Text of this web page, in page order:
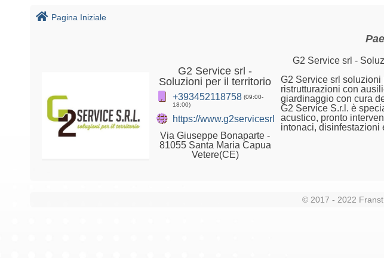
Pagina Iniziale
G2 Service srl -
Soluzioni per il territorio
+393452118758 (09:00-
18:00)
https://www.g2servicesrl.net
Via Giuseppe Bonaparte -
81055 Santa Maria Capua
Vetere(CE)
G2 Service srl -
G2 Service srl soluzioni
ristrutturazioni con
giardinaggio con cura
G2 Service S.r.l. è
acustico, pronto
intonaci, disinfestazioni
© 2017 - 2022